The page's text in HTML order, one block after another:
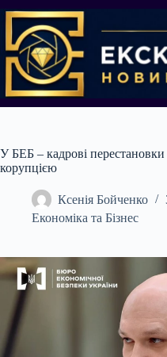
до
вмісту
У БЕБ – кадрові перестановки
корупцією
Ксенія Бойченко
Економіка та Бізнес